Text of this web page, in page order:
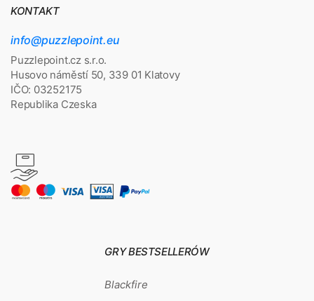
KONTAKT
info@puzzlepoint.eu
Puzzlepoint.cz s.r.o.
Husovo náměstí 50, 339 01 Klatovy
IČO: 03252175
Republika Czeska
GRY BESTSELLERÓW
Blackfire